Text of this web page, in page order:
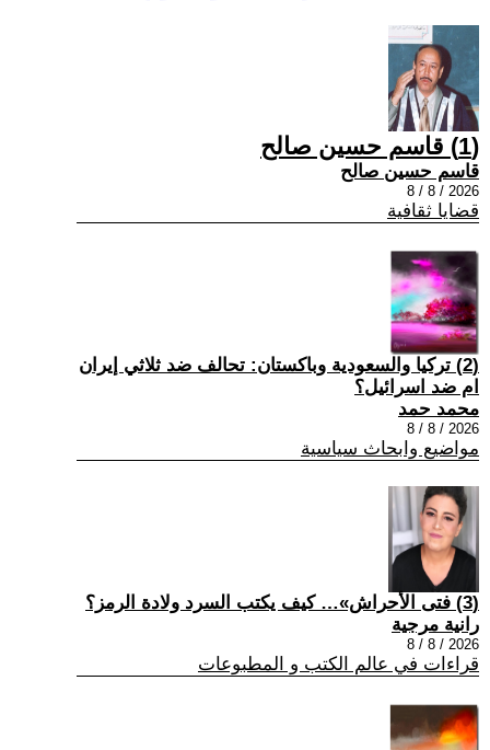
(1) قاسم حسين صالح
قاسم حسين صالح
2026 / 8 / 8
قضايا ثقافية
(2) تركيا والسعودية وباكستان: تحالف ضد ثلاثي إيران
ام ضد اسرائيل؟
محمد حمد
2026 / 8 / 8
مواضيع وابحاث سياسية
(3) فتى الأحراش»… كيف يكتب السرد ولادة الرمز؟
رانية مرجية
2026 / 8 / 8
قراءات في عالم الكتب و المطبوعات